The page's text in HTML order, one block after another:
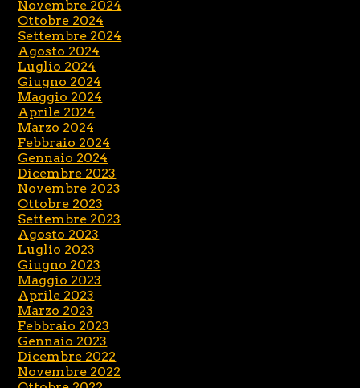
Novembre 2024
Ottobre 2024
Settembre 2024
Agosto 2024
Luglio 2024
Giugno 2024
Maggio 2024
Aprile 2024
Marzo 2024
Febbraio 2024
Gennaio 2024
Dicembre 2023
Novembre 2023
Ottobre 2023
Settembre 2023
Agosto 2023
Luglio 2023
Giugno 2023
Maggio 2023
Aprile 2023
Marzo 2023
Febbraio 2023
Gennaio 2023
Dicembre 2022
Novembre 2022